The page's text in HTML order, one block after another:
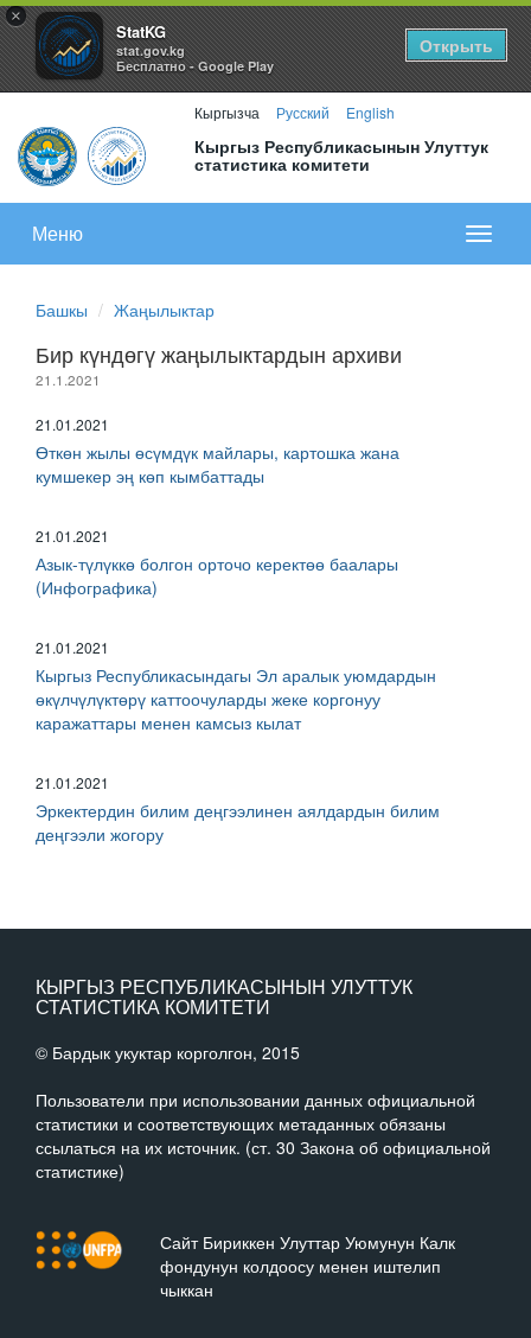
×
StatKG
stat.gov.kg
Бесплатно - Google Play
Открыть
Кыргызча Русский English
Кыргыз Республикасынын Улуттук
статистика комитети
меню
Меню
Башкы Жаңылыктар
Бир күндөгү жаңылыктардын архиви
21.1.2021
21.01.2021
Өткөн жылы өсүмдүк майлары, картошка жана
кумшекер эң көп кымбаттады
21.01.2021
Азык-түлүккө болгон орточо керектөө баалары
(Инфографика)
21.01.2021
Кыргыз Республикасындагы Эл аралык уюмдардын
өкүлчүлүктөрү каттоочуларды жеке коргонуу
каражаттары менен камсыз кылат
21.01.2021
Эркектердин билим деңгээлинен аялдардын билим
деңгээли жогору
КЫРГЫЗ РЕСПУБЛИКАСЫНЫН УЛУТТУК
СТАТИСТИКА КОМИТЕТИ
© Бардык укуктар корголгон, 2015
Пользователи при использовании данных официальной
статистики и соответствующих метаданных обязаны
ссылаться на их источник. (ст. 30 Закона об официальной
статистике)
Сайт Бириккен Улуттар Уюмунун Калк
фондунун колдоосу менен иштелип
чыккан